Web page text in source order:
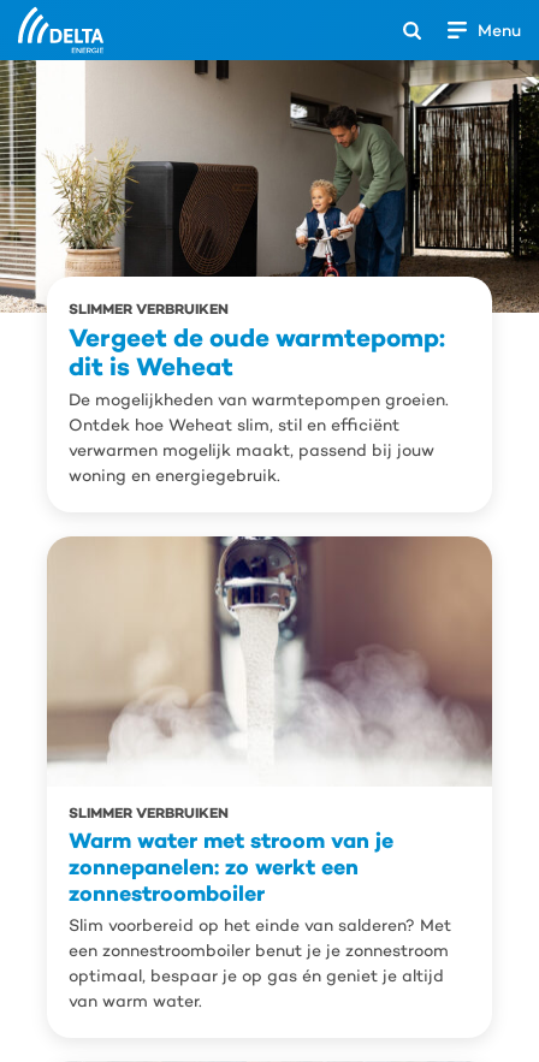
Menu
Open
het
zoekveld
Search
SLIMMER VERBRUIKEN
Vergeet de oude warmtepomp:
dit is Weheat
De mogelijkheden van warmtepompen groeien.
Ontdek hoe Weheat slim, stil en efficiënt
verwarmen mogelijk maakt, passend bij jouw
woning en energiegebruik.
SLIMMER VERBRUIKEN
Warm water met stroom van je
zonnepanelen: zo werkt een
zonnestroomboiler
Slim voorbereid op het einde van salderen? Met
een zonnestroomboiler benut je je zonnestroom
optimaal, bespaar je op gas én geniet je altijd
van warm water.